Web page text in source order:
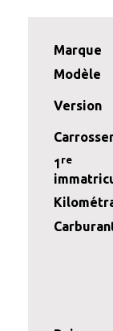
Marque
Modèle
Version
1 re